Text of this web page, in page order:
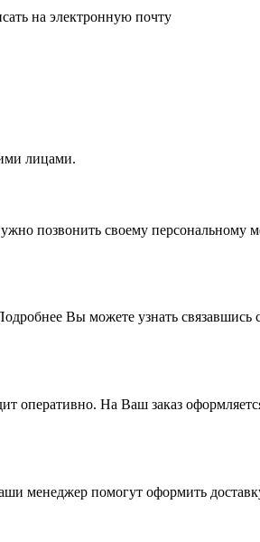
на электронную почту
лицами.
позвонить своему
Вы можете узнать
На Ваш заказ
менеджер помогут оформить